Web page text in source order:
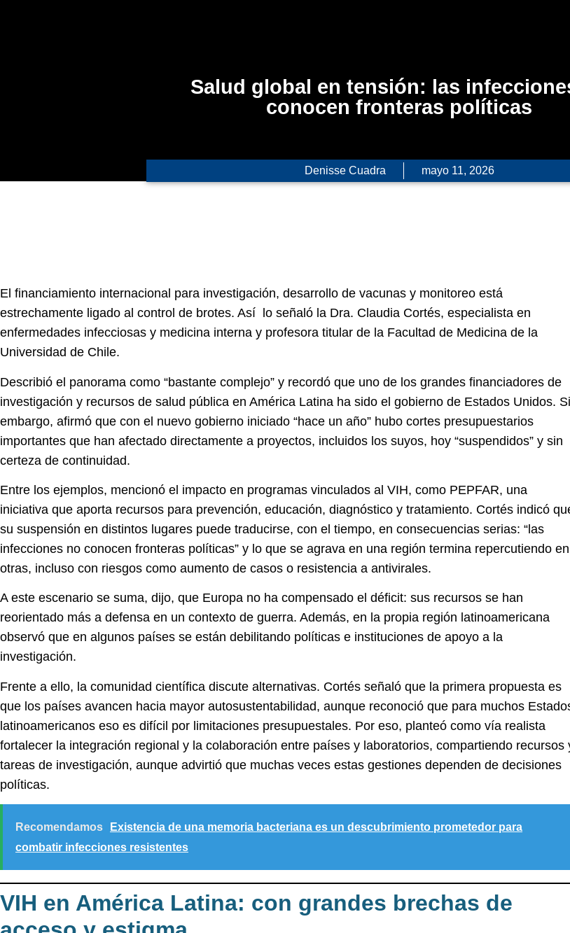
Salud global en tensión: las
conocen fronteras políticas
Denisse Cuadra mayo 11, 2026
El financiamiento internacional para investigación, desarrollo de vacunas y monitoreo está
estrechamente ligado al control de brotes. Así lo señaló la Dra. Claudia Cortés, especialista en
enfermedades infecciosas y medicina interna y profesora titular de la Facultad de Medicina de la
Universidad de Chile.
Describió el panorama como “bastante complejo” y recordó que uno de los grandes financiadores de
investigación y recursos de salud pública en América Latina ha sido el gobierno de Estados Unidos.
embargo, afirmó que con el nuevo gobierno iniciado “hace un año” hubo cortes presupuestarios
importantes que han afectado directamente a proyectos, incluidos los suyos, hoy “suspendidos” y sin
certeza de continuidad.
Entre los ejemplos, mencionó el impacto en programas vinculados al VIH, como PEPFAR, una
iniciativa que aporta recursos para prevención, educación, diagnóstico y tratamiento. Cortés indicó
su suspensión en distintos lugares puede traducirse, con el tiempo, en consecuencias serias: “las
infecciones no conocen fronteras políticas” y lo que se agrava en una región termina repercutiendo en
otras, incluso con riesgos como aumento de casos o resistencia a antivirales.
A este escenario se suma, dijo, que Europa no ha compensado el déficit: sus recursos se han
reorientado más a defensa en un contexto de guerra. Además, en la propia región latinoamericana
observó que en algunos países se están debilitando políticas e instituciones de apoyo a la
investigación.
Frente a ello, la comunidad científica discute alternativas. Cortés señaló que la primera propuesta es
que los países avancen hacia mayor autosustentabilidad, aunque reconoció que para muchos
latinoamericanos eso es difícil por limitaciones presupuestales. Por eso, planteó como vía realista
fortalecer la integración regional y la colaboración entre países y laboratorios, compartiendo recursos
tareas de investigación, aunque advirtió que muchas veces estas gestiones dependen de decisiones
políticas.
Recomendamos
Existencia de una memoria bacteriana es un descubrimiento prometedor para
combatir infecciones resistentes
VIH en América Latina: con grandes brechas de